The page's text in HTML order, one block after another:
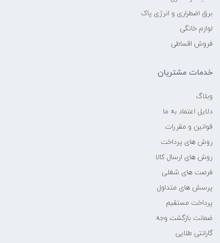
برق اضطراری و انرژی پاک
لوازم خانگی
فروش اقساطی
خدمات مشتریان
وبلاگ
دلایل اعتماد به ما
قوانین و مقررات
روش های پرداخت
روش های ارسال کالا
فرصت های شغلی
پرسش های متداول
پرداخت مستقیم
ضمانت بازگشت وجه
گارانتی طلایی